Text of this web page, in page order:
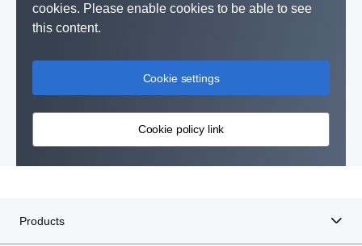
cookies. Please enable cookies to be able to see
this content.
Cookie settings
Cookie policy link
Products